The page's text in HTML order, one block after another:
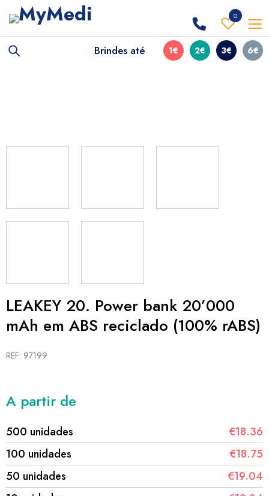
0
Brindes até 1€ 2€ 3€ 6€
LEAKEY 20. Power bank 20’000
mAh em ABS reciclado (100% rABS)
REF: 97199
A partir de
500 unidades
€18.36
100 unidades
€18.75
50 unidades
€19.04